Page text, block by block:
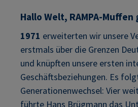
Hallo Welt, RAMPA-
1971 erweiterten wir unsere
erstmals über die Grenzen
und knüpften unsere ersten
Geschäftsbeziehungen. Es
Generationenwechsel: Vier
führte Hans Brügmann das